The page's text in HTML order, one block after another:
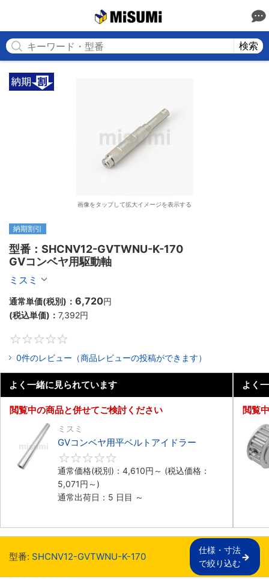
検索
画像をタップして拡大イメージを表示する
納期割引
型番：SHCNV12-GVTWNU-K-170
GVコンベヤ用駆動軸
ミスミ
通常単価(税別)： 6,720円
(税込単価)： 7,392円
0件のレビュー（商品レビューの投稿ができます）
よく一緒に見られています
閲覧中の商品と併せてご検討ください
ミスミ
GVコンベヤ用平ベルトアイドラー
通常価格(税別)： 4,610円 ～ (税込価格：
5,071円 ～)
通常出荷日：5 日目 ～
よく
閲覧
型番: SHCNV12-GVTWNU-K-170
仕様・寸法
で絞り込む